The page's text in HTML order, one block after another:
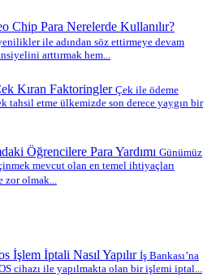
Chip Para Nerelerde Kullanılır?
ile adından söz ettirmeye devam
arttırmak hem...
Kıran Faktoringler Çek ile ödeme
tahsil etme ülkemizde son derece yaygın bir
Öğrencilere Para Yardımı Günümüz
mevcut olan en temel ihtiyaçları
zor olmak...
İşlem İptali Nasıl Yapılır İş Bankası’na
cihazı ile yapılmakta olan bir işlemi iptal...